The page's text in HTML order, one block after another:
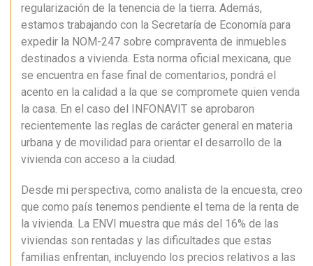
regularización de la tenencia de la tierra. Además,
estamos trabajando con la Secretaría de Economía para
expedir la NOM-247 sobre compraventa de inmuebles
destinados a vivienda. Esta norma oficial mexicana, que
se encuentra en fase final de comentarios, pondrá el
acento en la calidad a la que se compromete quien venda
la casa. En el caso del INFONAVIT se aprobaron
recientemente las reglas de carácter general en materia
urbana y de movilidad para orientar el desarrollo de la
vivienda con acceso a la ciudad.
Desde mi perspectiva, como analista de la encuesta, creo
que como país tenemos pendiente el tema de la renta de
la vivienda. La ENVI muestra que más del 16% de las
viviendas son rentadas y las dificultades que estas
familias enfrentan, incluyendo los precios relativos a las